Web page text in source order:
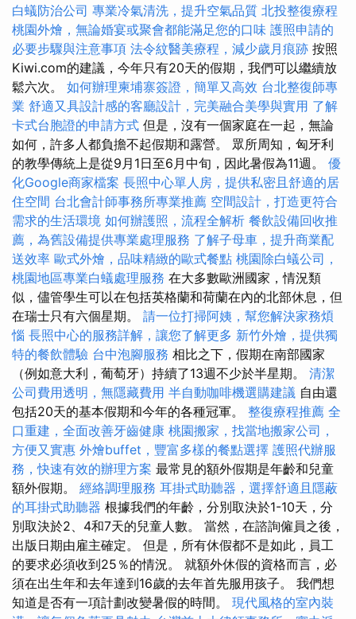
白蟻防治公司 專業冷氣清洗，提升空氣品質 北投整復療程
桃園外燴，無論婚宴或聚會都能滿足您的口味 護照申請的
必要步驟與注意事項 法令紋醫美療程，減少歲月痕跡 按照
Kiwi.com的建議，今年只有20天的假期，我們可以繼續放
鬆六次。 如何辦理柬埔寨簽證，簡單又高效 台北整復師專
業 舒適又具設計感的客廳設計，完美融合美學與實用 了解
卡式台胞證的申請方式 但是，沒有一個家庭在一起，無論
如何，許多人都負擔不起假期和露營。 眾所周知，匈牙利
的教學傳統上是從9月1日至6月中旬，因此暑假為11週。 優
化Google商家檔案 長照中心單人房，提供私密且舒適的居
住空間 台北會計師事務所專業推薦 空間設計，打造更符合
需求的生活環境 如何辦護照，流程全解析 餐飲設備回收推
薦，為舊設備提供專業處理服務 了解子母車，提升商業配
送效率 歐式外燴，品味精緻的歐式餐點 桃園除白蟻公司，
桃園地區專業白蟻處理服務 在大多數歐洲國家，情況類
似，儘管學生可以在包括英格蘭和荷蘭在內的北部休息，但
在瑞士只有六個星期。 請一位打掃阿姨，幫您解決家務煩
惱 長照中心的服務詳解，讓您了解更多 新竹外燴，提供獨
特的餐飲體驗 台中泡腳服務 相比之下，假期在南部國家
（例如意大利，葡萄牙）持續了13週不少於半星期。 清潔
公司費用透明，無隱藏費用 半自動咖啡機選購建議 自由還
包括20天的基本假期和今年的各種冠軍。 整復療程推薦 全
口重建，全面改善牙齒健康 桃園搬家，找當地搬家公司，
方便又實惠 外燴buffet，豐富多樣的餐點選擇 護照代辦服
務，快速有效的辦理方案 最常見的額外假期是年齡和兒童
額外假期。 經絡調理服務 耳掛式助聽器，選擇舒適且隱蔽
的耳掛式助聽器 根據我們的年齡，分別取決於1-10天，分
別取決於2、4和7天的兒童人數。 當然，在諮詢僱員之後，
出版日期由雇主確定。 但是，所有休假都不是如此，員工
的要求必須收到25％的情況。 就額外休假的資格而言，必
須在出生年和去年達到16歲的去年首先服用孩子。 我們想
知道是否有一項計劃改變暑假的時間。 現代風格的室內裝